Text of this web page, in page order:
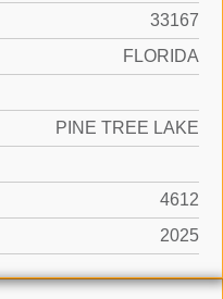
33167
FLORIDA
PINE TREE LAKE
4612
2025